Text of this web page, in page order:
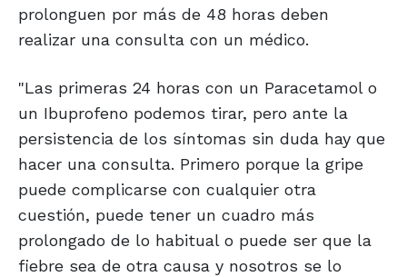
prolonguen por más de 48 horas deben
realizar una consulta con un médico.
"Las primeras 24 horas con un Paracetamol o
un Ibuprofeno podemos tirar, pero ante la
persistencia de los síntomas sin duda hay que
hacer una consulta. Primero porque la gripe
puede complicarse con cualquier otra
cuestión, puede tener un cuadro más
prolongado de lo habitual o puede ser que la
fiebre sea de otra causa y nosotros se lo